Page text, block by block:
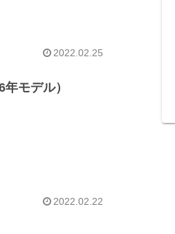
2022.02.25
モデル）
2022.02.22